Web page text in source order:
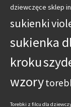
dziewczęce sklep
sukienki
sukienka
kroku
wzory
Torebki z filcu dla